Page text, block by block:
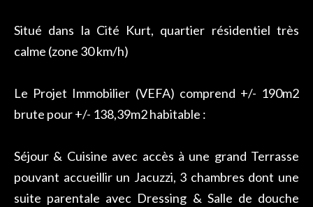
Situé dans la Cité Kurt, quartier résidentiel très
calme (zone 30 km/h)
Le Projet Immobilier (VEFA) comprend +/- 190m2
brute pour +/- 138,39m2 habitable :
Séjour & Cuisine avec accès à une grand Terrasse
pouvant accueillir un Jacuzzi, 3 chambres dont une
suite parentale avec Dressing & Salle de douche